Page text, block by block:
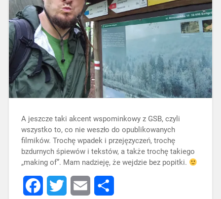
A jeszcze taki akcent wspominkowy z GSB, czyli
wszystko to, co nie weszło do opublikowanych
filmików. Trochę wpadek i przejęzyczeń, trochę
bzdurnych śpiewów i tekstów, a także trochę takiego
„making of”. Mam nadzieję, że wejdzie bez popitki.
FacebookTwitter Email